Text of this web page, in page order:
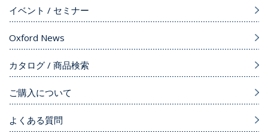
イベント / セミナー
Oxford News
カタログ / 商品検索
ご購入について
よくある質問